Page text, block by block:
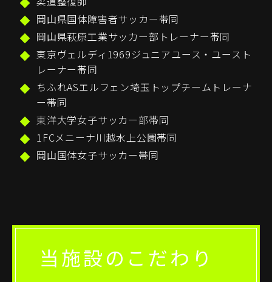
岡山県国体障害者サッカー帯同
岡山県萩原工業サッカー部トレーナー帯同
東京ヴェルディ1969ジュニアユース・ユースト
レーナー帯同
ちふれASエルフェン埼玉トップチームトレーナ
ー帯同
東洋大学女子サッカー部帯同
1FCメニーナ川越水上公園帯同
岡山国体女子サッカー帯同
当施設のこだわり